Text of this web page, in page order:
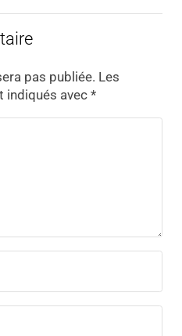
pas publiée. Les
indiqués avec *